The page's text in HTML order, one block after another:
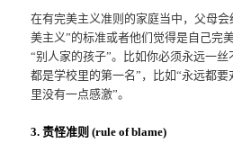
在有完美主义准则的家庭当中，父母
美主义”的标准或者他们觉得是自己完
“别人家的孩子”。比如你必须永远一
都是学校里的第一名”，比如“永远都
里没有一点感激”。
3. 责怪准则 (rule of blame)